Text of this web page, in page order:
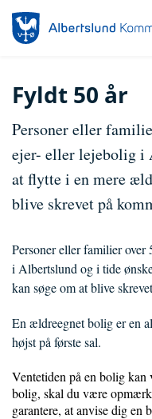
Fyldt 50 år
Personer eller
ejer- eller lejebolig i
at flytte i en mere
blive skrevet på
Personer eller familier
i Albertslund og i tide
kan søge om at blive
En ældreegnet bolig er en
højst på første sal.
Ventetiden på en bolig
bolig, skal du være
garantere, at anvise dig en